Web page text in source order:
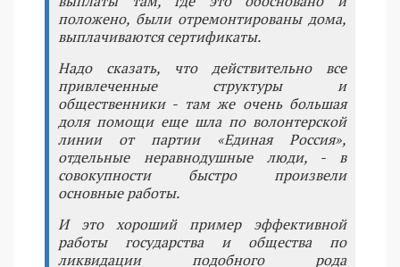
положено, были отремонтированы дома,
выплачиваются сертификаты.
Надо сказать, что действительно все
привлеченные структуры и
общественники - там же очень большая
доля помощи еще шла по волонтерской
линии от партии «Единая Россия»,
отдельные неравнодушные люди, - в
совокупности быстро произвели
основные работы.
И это хороший пример эффективной
работы государства и общества по
ликвидации подобного рода